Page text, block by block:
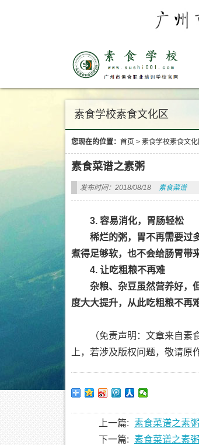
素食学校素食文化区
您现在的位置： 首页 > 素食学校素食文化
素食菜谱之素粥
发布时间：2018/08/18 素食菜谱
3. 容易消化，胃肠轻松
稀烂的粥，胃不再需要过
煮得足够软，也不会给肠胃带
4. 让吃粗粮不再难
杂粮、杂豆虽然营养好，
度大大提升，从此吃粗粮不再难
（免责声明：文章来自
上，若涉及版权问题，敬请原
上一篇: 素食菜谱之素粥
下一篇: 素食菜谱之素粥